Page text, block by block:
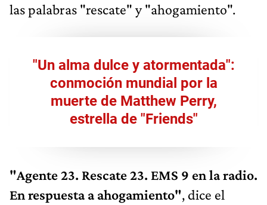
las palabras "rescate" y "ahogamiento".
"Un alma dulce y atormentada":
conmoción mundial por la
muerte de Matthew Perry,
estrella de "Friends"
"Agente 23. Rescate 23. EMS 9 en la radio.
En respuesta a ahogamiento", dice el